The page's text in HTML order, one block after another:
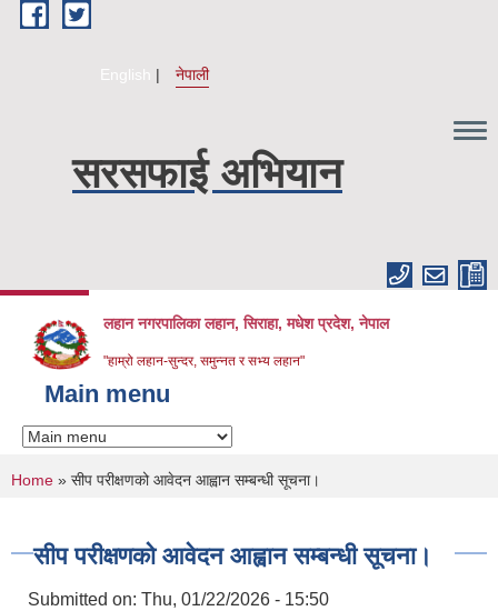
Skip to main content
English नेपाली
सरसफाई अभियान
लहान नगरपालिका लहान, सिराहा, मधेश प्रदेश, नेपाल
"हाम्रो लहान-सुन्दर, समुन्नत र सभ्य लहान"
Main menu
You are here
Home » सीप परीक्षणको आवेदन आह्वान सम्बन्धी सूचना।
सीप परीक्षणको आवेदन आह्वान सम्बन्धी सूचना।
Submitted on: Thu, 01/22/2026 - 15:50